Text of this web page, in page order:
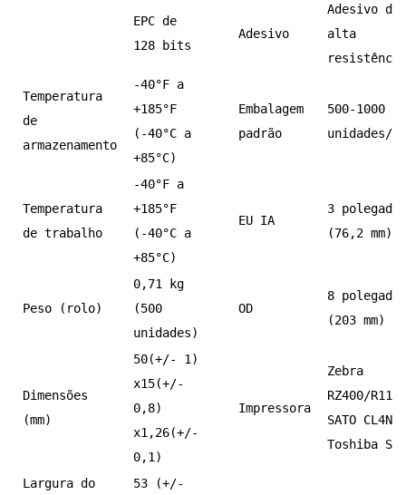
EPC de
128 bits
Adesivo
Adesivo de
alta
resistência
Temperatura
de
armazenamento
-40°F a
+185°F
(-40°C a
+85°C)
Embalagem
padrão
500-1000
unidades/
Temperatura
de trabalho
-40°F a
+185°F
(-40°C a
+85°C)
EU IA
3 polegadas
(76,2 mm)
Peso (rolo)
0,71 kg
(500
unidades)
OD
8 polegadas
(203 mm)
Dimensões
(mm)
50(+/- 1)
x15(+/-
0,8)
x1,26(+/-
0,1)
Impressora
Zebra
RZ400/
SATO CL4NX,
Toshiba
Largura do 53 (+/-